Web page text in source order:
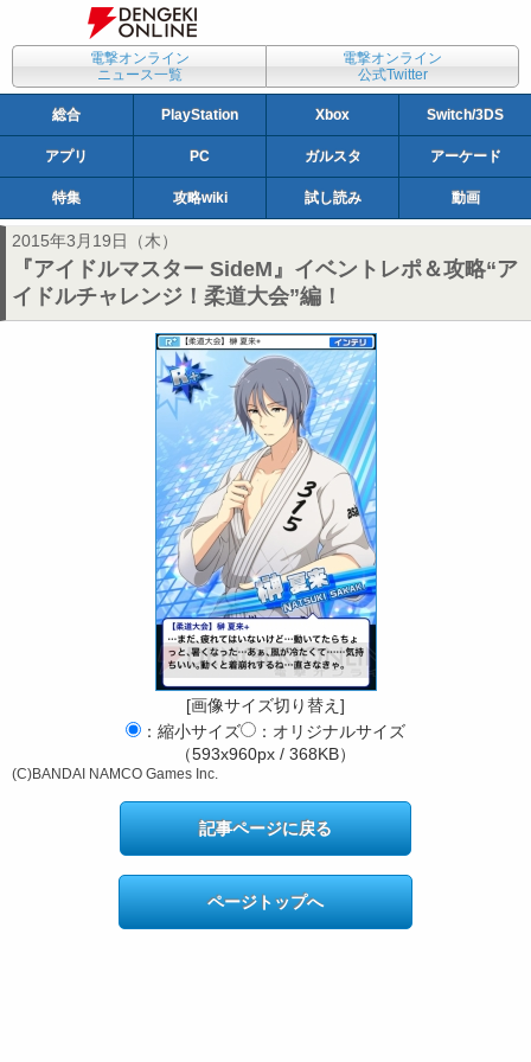
電撃オンライン
ニュース一覧
電撃オンライン
公式Twitter
総合 PlayStation Xbox Switch/3DS
アプリ PC ガルスタ アーケード
特集 攻略wiki 試し読み 動画
2015年3月19日（木）
『アイドルマスター SideM』イベントレポ＆攻略“ア
イドルチャレンジ！柔道大会”編！
[画像サイズ切り替え]
：縮小サイズ
：オリジナルサイズ
（593x960px / 368KB）
(C)BANDAI NAMCO Games Inc.
記事ページに戻る
ページトップへ